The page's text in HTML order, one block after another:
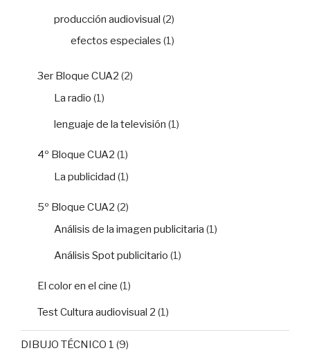
producción audiovisual (2)
efectos especiales (1)
3er Bloque CUA2 (2)
La radio (1)
lenguaje de la televisión (1)
4º Bloque CUA2 (1)
La publicidad (1)
5º Bloque CUA2 (2)
Análisis de la imagen publicitaria (1)
Análisis Spot publicitario (1)
El color en el cine (1)
Test Cultura audiovisual 2 (1)
DIBUJO TÉCNICO 1 (9)